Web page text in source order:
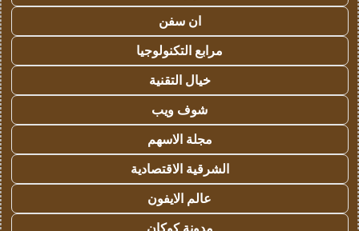
ان سفن
مرابع التكنولوجيا
خيال التقنية
شوف ويب
مجلة الاسهم
الشرقية الاقتصادية
عالم الايفون
مدونة كوكان